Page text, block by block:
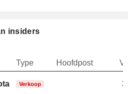
insiders
Type Hoofdpost
Neves da Costa
Verkoop